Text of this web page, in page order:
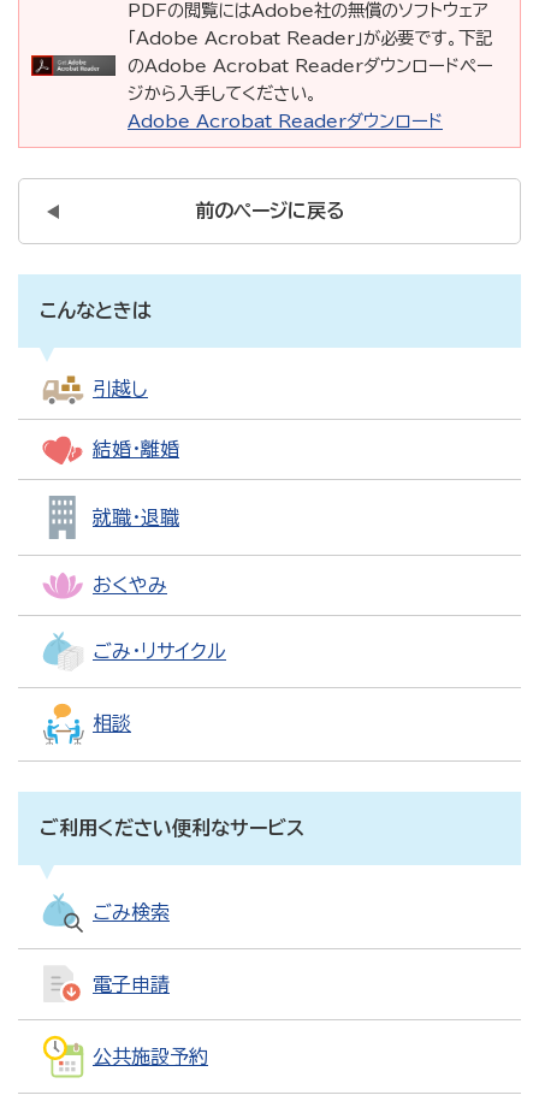
PDFの閲覧にはAdobe社の無償のソフトウェア
「Adobe Acrobat Reader」が必要です。下記
のAdobe Acrobat Readerダウンロードペー
ジから入手してください。
Adobe Acrobat Readerダウンロード
前のページに戻る
こんなときは
引越し
結婚・離婚
就職・退職
おくやみ
ごみ・リサイクル
相談
ご利用ください便利なサービス
ごみ検索
電子申請
公共施設予約